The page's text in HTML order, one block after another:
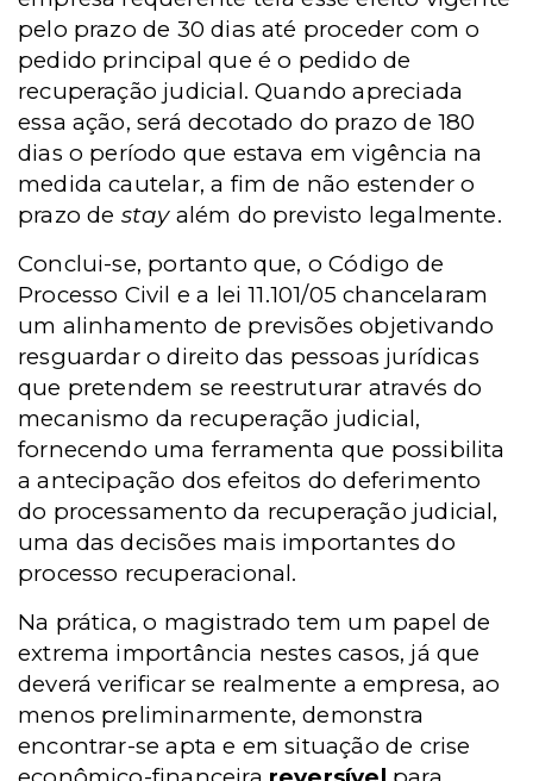
pelo prazo de 30 dias até proceder com o
pedido principal que é o pedido de
recuperação judicial. Quando apreciada
essa ação, será decotado do prazo de 180
dias o período que estava em vigência na
medida cautelar, a fim de não estender o
prazo de stayalém do previsto legalmente.
Conclui-se, portanto que, o Código de
Processo Civil e a lei 11.101/05 chancelaram
um alinhamento de previsões objetivando
resguardar o direito das pessoas jurídicas
que pretendem se reestruturar através do
mecanismo da recuperação judicial,
fornecendo uma ferramenta que possibilita
a antecipação dos efeitos do deferimento
do processamento da recuperação judicial,
uma das decisões mais importantes do
processo recuperacional.
Na prática, o magistrado tem um papel de
extrema importância nestes casos, já que
deverá verificar se realmente a empresa, ao
menos preliminarmente, demonstra
encontrar-se apta e em situação de crise